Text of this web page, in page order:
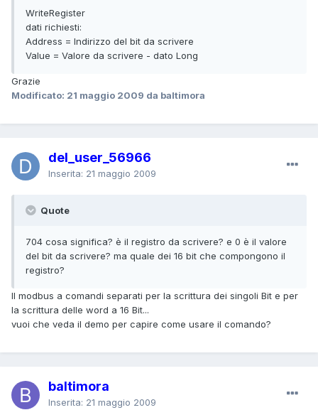
WriteRegister
dati richiesti:
Address = Indirizzo del bit da scrivere
Value = Valore da scrivere - dato Long
Grazie
Modificato: 21 maggio 2009 da baltimora
del_user_56966
Inserita: 21 maggio 2009
Quote
704 cosa significa? è il registro da scrivere? e 0 è il valore
del bit da scrivere? ma quale dei 16 bit che compongono il
registro?
Il modbus a comandi separati per la scrittura dei singoli Bit e per
la scrittura delle word a 16 Bit...
vuoi che veda il demo per capire come usare il comando?
baltimora
Inserita: 21 maggio 2009